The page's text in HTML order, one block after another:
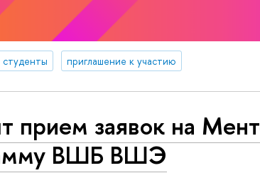
студенты приглашение к участию
прием заявок на
ВШБ ВШЭ